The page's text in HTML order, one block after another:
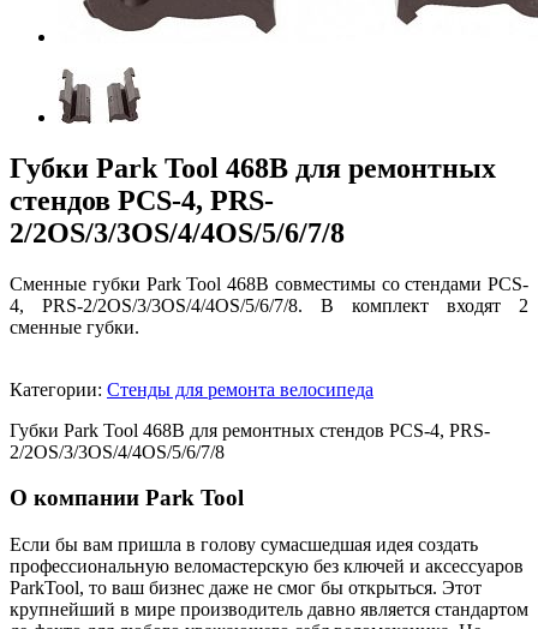
Губки Park Tool 468B для ремонтных
стендов PCS-4, PRS-
2/2OS/3/3OS/4/4OS/5/6/7/8
Сменные губки Park Tool 468B совместимы со стендами PCS-
4, PRS-2/2OS/3/3OS/4/4OS/5/6/7/8. В комплект входят 2
сменные губки.
Категории: Стенды для ремонта велосипеда
Губки Park Tool 468B для ремонтных стендов PCS-4, PRS-
2/2OS/3/3OS/4/4OS/5/6/7/8
О компании Park Tool
Если бы вам пришла в голову сумасшедшая идея создать
профессиональную веломастерскую без ключей и аксессуаров
ParkTool, то ваш бизнес даже не смог бы открыться. Этот
крупнейший в мире производитель давно является стандартом